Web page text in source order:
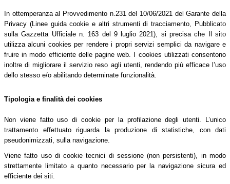
In ottemperanza al Provvedimento n.231 del 10/06/2021 del Garante della
Privacy (Linee guida cookie e altri strumenti di tracciamento, Pubblicato
sulla Gazzetta Ufficiale n. 163 del 9 luglio 2021), si precisa che Il sito
utilizza alcuni cookies per rendere i propri servizi semplici da navigare e
fruire in modo efficiente delle pagine web. I cookies utilizzati consentono
inoltre di migliorare il servizio reso agli utenti, rendendo più efficace l’uso
dello stesso e/o abilitando determinate funzionalità.
Tipologia e finalità dei cookies
Non viene fatto uso di cookie per la profilazione degli utenti. L’unico
trattamento effettuato riguarda la produzione di statistiche, con dati
pseudonimizzati, sulla navigazione.
Viene fatto uso di cookie tecnici di sessione (non persistenti), in modo
strettamente limitato a quanto necessario per la navigazione sicura ed
efficiente dei siti.